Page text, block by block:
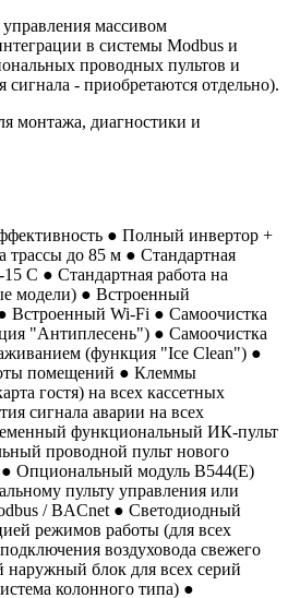
массивом
в системы Modbus и
проводных пультов и
сигнала - приобретаются отдельно).
монтажа, диагностики и
● Полный инвертор +
до 85 м ● Стандартная
С ● Стандартная работа на
модели) ● Встроенный
Встроенный Wi-Fi ● Самоочистка
"Антиплесень") ● Самоочистка
(функция "Ice Clean") ●
помещений ● Клеммы
гостя) на всех кассетных
сигнала аварии на всех
функциональный ИК-пульт
проводной пульт нового
Опциональный модуль B544(E)
пульту управления или
/ BACnet ● Светодиодный
режимов работы (для всех
воздуховода свежего
наружный блок для всех серий
колонного типа) ●